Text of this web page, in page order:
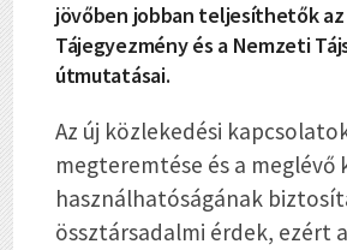
jövőben jobban teljesíthetők az
Tájegyezmény és a Nemzeti
útmutatásai.
Az új közlekedési
megteremtése és a
használhatóságának
össztársadalmi érdek, ezért a